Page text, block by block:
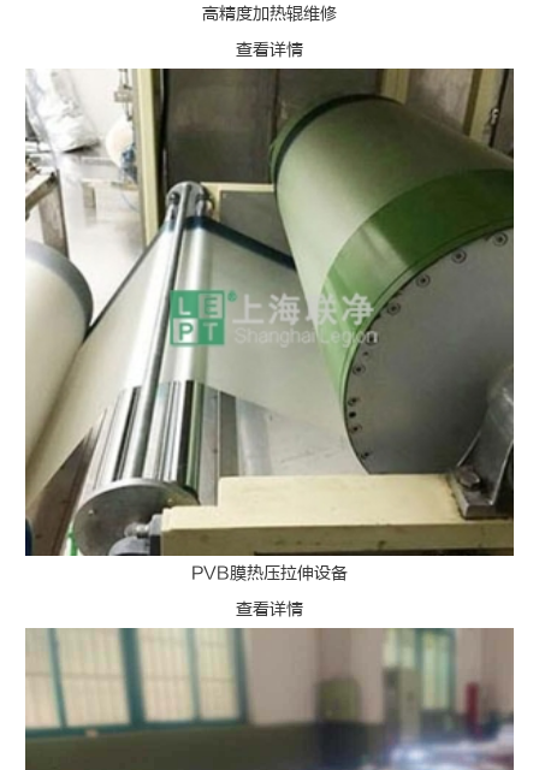
高精度加热辊维修
查看详情
PVB膜热压拉伸设备
查看详情